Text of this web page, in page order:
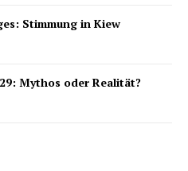
Stimmung in Kiew
Mythos oder Realität?